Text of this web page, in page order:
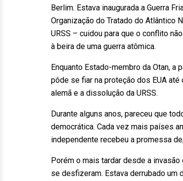
Berlim. Estava inaugurada a Guerra
Organização do Tratado do Atlântico
URSS – cuidou para que o conflito
à beira de uma guerra atômica.
Enquanto Estado-membro da Otan, a
pôde se fiar na proteção dos EUA
alemã e a dissolução da URSS.
Durante alguns anos, pareceu que
democrática. Cada vez mais países
independente recebeu a promessa
Porém o mais tardar desde a
se desfizeram. Estava derrubado